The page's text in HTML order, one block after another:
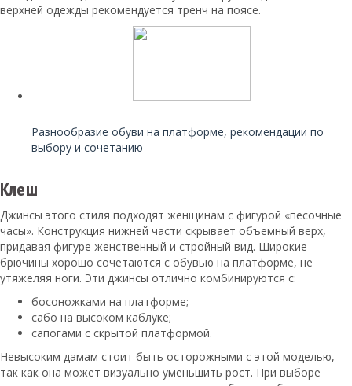
верхней одежды рекомендуется тренч на поясе.
Разнообразие обуви на платформе, рекомендации по
выбору и сочетанию
Клеш
Джинсы этого стиля подходят женщинам с фигурой «песочные
часы». Конструкция нижней части скрывает объемный верх,
придавая фигуре женственный и стройный вид. Широкие
брючины хорошо сочетаются с обувью на платформе, не
утяжеляя ноги. Эти джинсы отлично комбинируются с:
босоножками на платформе;
сабо на высоком каблуке;
сапогами с скрытой платформой.
Невысоким дамам стоит быть осторожными с этой моделью,
так как она может визуально уменьшить рост. При выборе